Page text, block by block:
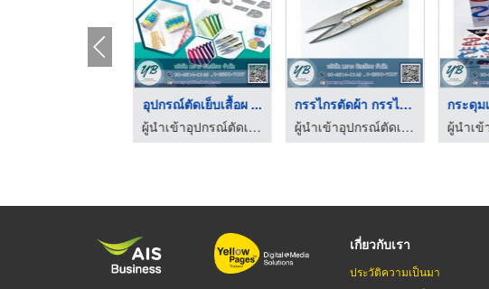
ตะขอกางเกง ตะขอกระโป ...
ผู้นำเข้าอุปกรณ์ตัดเย็บเสื้อผ้า - หยาง บิลเลียน
อุปกรณ์ตัดเย็บเสื้อผ ...
ผู้นำเข้าอุปกรณ์ตัดเย็บเสื้อผ้า - หยาง บิลเลียน
เกี่ยวกับเรา
ประวัติความเป็นมา